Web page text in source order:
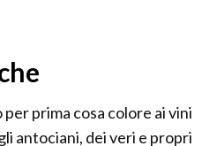
prima cosa colore ai vini
antociani, dei veri e propri